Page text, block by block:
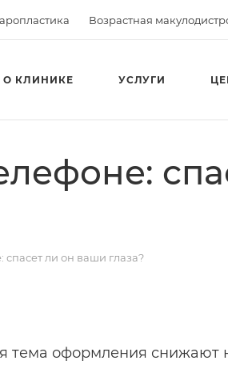
Возрастная
О КЛИНИКЕ УСЛУГИ
ли он ваши глаза?
оформления снижают